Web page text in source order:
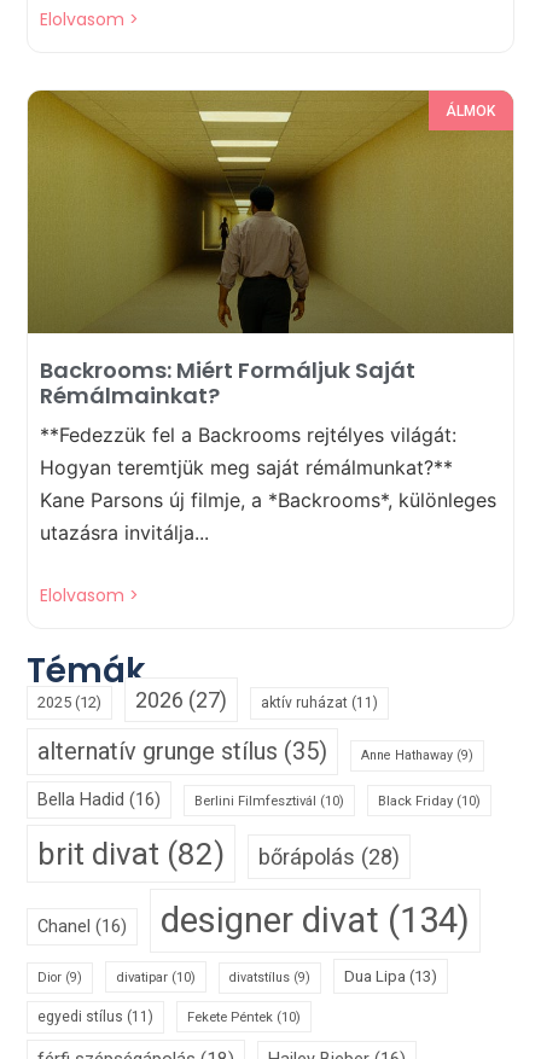
Elolvasom >
ÁLMOK
Backrooms: Miért Formáljuk Saját
Rémálmainkat?
**Fedezzük fel a Backrooms rejtélyes világát:
Hogyan teremtjük meg saját rémálmunkat?**
Kane Parsons új filmje, a *Backrooms*, különleges
utazásra invitálja...
Elolvasom >
Témák
2025 (12) 2026 (27) aktív ruházat (11)
alternatív grunge stílus (35) Anne Hathaway (9)
Bella Hadid (16) Berlini Filmfesztivál (10) Black Friday (10)
brit divat (82) bőrápolás (28)
Chanel (16) designer divat (134)
Dior (9) divatipar (10) divatstílus (9) Dua Lipa (13)
egyedi stílus (11) Fekete Péntek (10)